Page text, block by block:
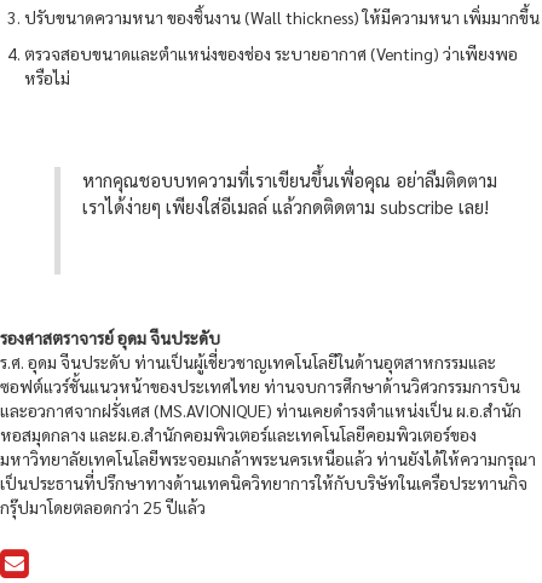
ปรับขนาดความหนา ของชิ้นงาน (Wall thickness) ให้มีความหนา เพิ่มมากขึ้น
ตรวจสอบขนาดและตําแหน่งของช่อง ระบายอากาศ (Venting) ว่าเพียงพอ
หรือไม่
หากคุณชอบบทความที่เราเขียนขึ้นเพื่อคุณ อย่าลืมติดตาม
เราได้ง่ายๆ เพียงใส่อีเมลล์ แล้วกดติดตาม subscribe เลย!
รองศาสตราจารย์ อุดม จีนประดับ
ร.ศ. อุดม จีนประดับ ท่านเป็นผู้เชี่ยวชาญเทคโนโลยีในด้านอุตสาหกรรมและ
ซอฟต์แวร์ชั้นแนวหน้าของประเทศไทย ท่านจบการศึกษาด้านวิศวกรรมการบิน
และอวกาศจากฝรั่งเศส (MS.AVIONIQUE) ท่านเคยดำรงตำแหน่งเป็น ผ.อ.สำนัก
หอสมุดกลาง และผ.อ.สำนักคอมพิวเตอร์และเทคโนโลยีคอมพิวเตอร์ของ
มหาวิทยาลัยเทคโนโลยีพระจอมเกล้าพระนครเหนือแล้ว ท่านยังได้ให้ความกรุณา
เป็นประธานที่ปรึกษาทางด้านเทคนิควิทยาการให้กับบริษัทในเครือประทานกิจ
กรุ๊ปมาโดยตลอดกว่า 25 ปีแล้ว